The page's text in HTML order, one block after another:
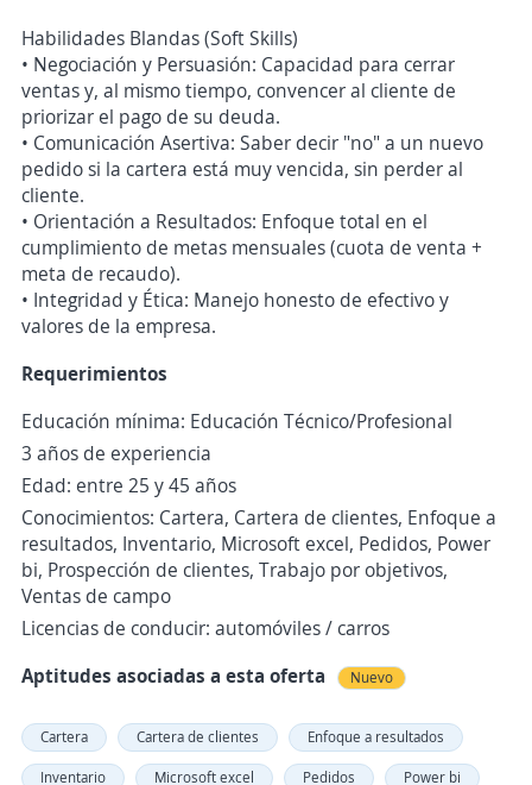
Habilidades Blandas (Soft Skills)
• Negociación y Persuasión: Capacidad para cerrar
ventas y, al mismo tiempo, convencer al cliente de
priorizar el pago de su deuda.
• Comunicación Asertiva: Saber decir "no" a un nuevo
pedido si la cartera está muy vencida, sin perder al
cliente.
• Orientación a Resultados: Enfoque total en el
cumplimiento de metas mensuales (cuota de venta +
meta de recaudo).
• Integridad y Ética: Manejo honesto de efectivo y
valores de la empresa.
Requerimientos
Educación mínima: Educación Técnico/Profesional
3 años de experiencia
Edad: entre 25 y 45 años
Conocimientos: Cartera, Cartera de clientes, Enfoque a
resultados, Inventario, Microsoft excel, Pedidos, Power
bi, Prospección de clientes, Trabajo por objetivos,
Ventas de campo
Licencias de conducir: automóviles / carros
Aptitudes asociadas a esta oferta
Nuevo
Cartera Cartera de clientes
Enfoque a resultados
Inventario
Microsoft excel Pedidos Power bi